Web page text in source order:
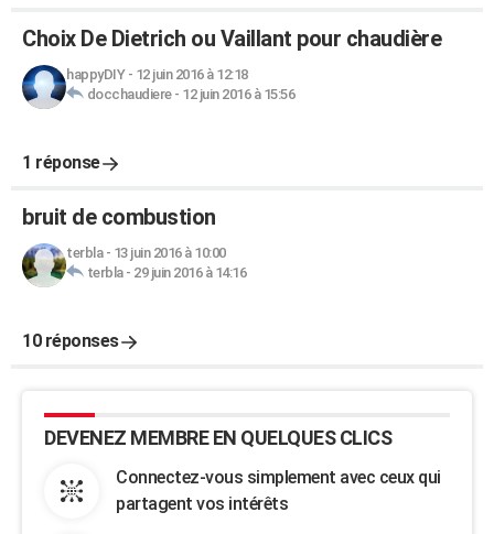
Choix De Dietrich ou Vaillant pour chaudière
happyDIY- 12 juin 2016 à 12:18
docchaudiere- 12 juin 2016 à 15:56
1 réponse
bruit de combustion
terbla- 13 juin 2016 à 10:00
terbla- 29 juin 2016 à 14:16
10 réponses
DEVENEZ MEMBRE EN QUELQUES CLICS
Connectez-vous simplement avec ceux qui
partagent vos intérêts